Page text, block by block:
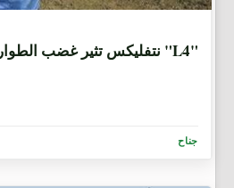
نتفليكس تثير غضب الطوارق في "L4"
جناح